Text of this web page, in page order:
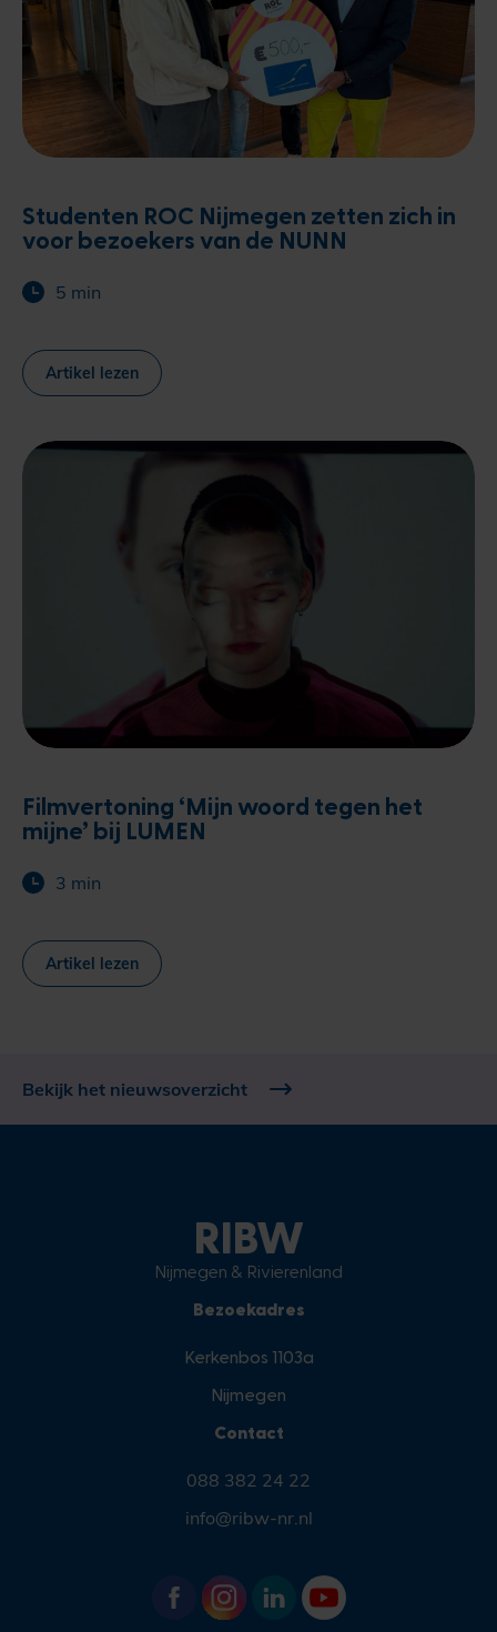
Studenten ROC Nijmegen zetten zich in
voor bezoekers van de NUNN
5 min
Artikel lezen
Filmvertoning ‘Mijn woord tegen het
mijne’ bij LUMEN
3 min
Artikel lezen
Bekijk het nieuwsoverzicht
RIBW
Nijmegen & Rivierenland
Bezoekadres
Kerkenbos 1103a
Nijmegen
Contact
088 382 24 22
info@ribw-nr.nl